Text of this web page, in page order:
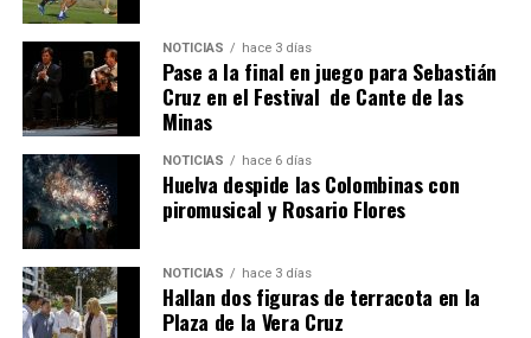
SEXTA CORRIDA DE LAS FIESTAS COLOMBINAS
2026
hace 6 días· Huelvatv
NOTICIAS hace 3 días
Pase a la final en juego para Sebastián
Cruz en el Festival de Cante de las
Minas
NOTICIAS hace 6 días
Huelva despide las Colombinas con
piromusical y Rosario Flores
NOTICIAS hace 3 días
Hallan dos figuras de terracota en la
Plaza de la Vera Cruz